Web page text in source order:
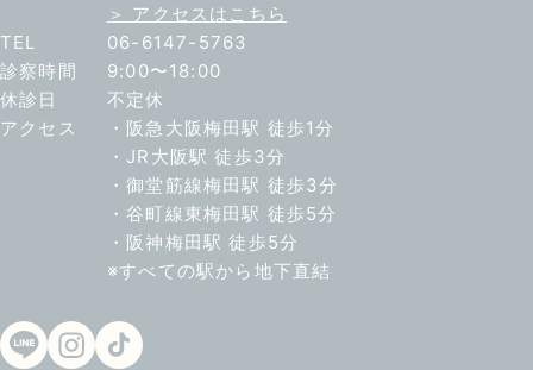
＞ アクセスはこちら
TEL
06-6147-5763
診察時間
9:00〜18:00
休診日
不定休
アクセス
・阪急大阪梅田駅 徒歩1分
・JR大阪駅 徒歩3分
・御堂筋線梅田駅 徒歩3分
・谷町線東梅田駅 徒歩5分
・阪神梅田駅 徒歩5分
※すべての駅から地下直結